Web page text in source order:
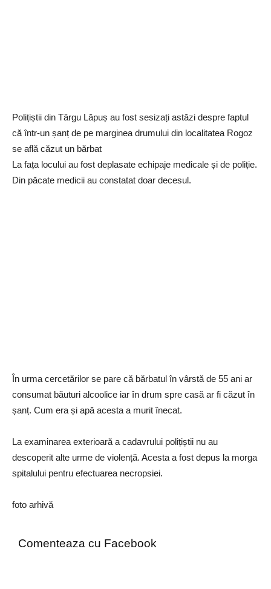
Polițiștii din Târgu Lăpuș au fost sesizați astăzi despre faptul
că într-un șanț de pe marginea drumului din localitatea Rogoz
se află căzut un bărbat
La fața locului au fost deplasate echipaje medicale și de poliție.
Din păcate medicii au constatat doar decesul.
În urma cercetărilor se pare că bărbatul în vârstă de 55 ani ar
consumat băuturi alcoolice iar în drum spre casă ar fi căzut în
șanț. Cum era și apă acesta a murit înecat.
La examinarea exterioară a cadavrului polițiștii nu au
descoperit alte urme de violență. Acesta a fost depus la morga
spitalului pentru efectuarea necropsiei.
foto arhivă
Comenteaza cu Facebook